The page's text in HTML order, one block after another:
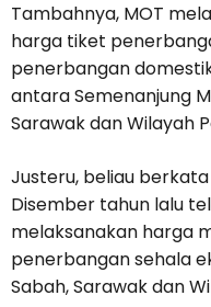
Tambahnya, MOT
harga tiket
penerbangan
antara Semenanjung
Sarawak dan Wilayah
Justeru, beliau
Disember tahun lalu
melaksanakan harga
penerbangan sehala
Sabah, Sarawak dan